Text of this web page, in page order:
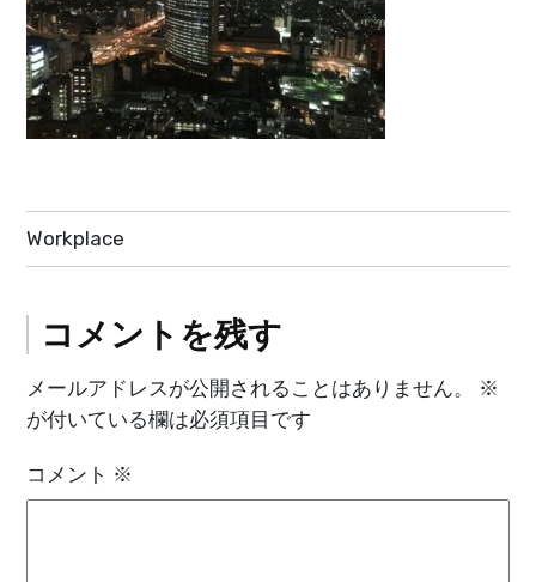
投
稿
ナ
ビ
ゲ
ー
シ
Workplace
コメントを残す
メールアドレスが公開されることはありません。
※
が付いている欄は必須項目です
コメント ※